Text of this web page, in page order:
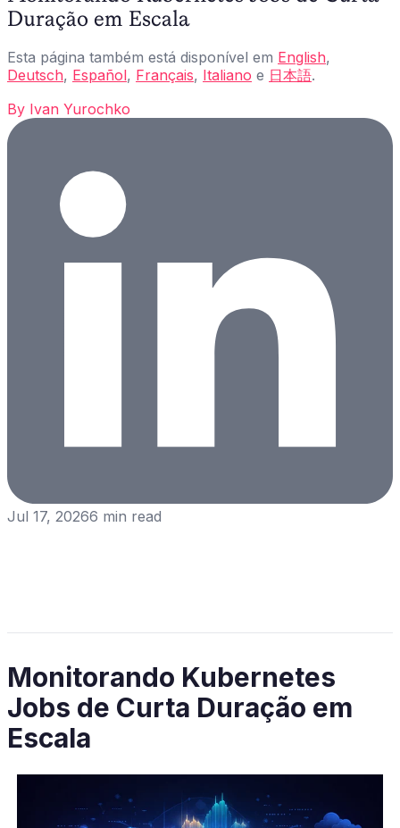
Duração em Escala
Esta página também está disponível em English,
Deutsch, Español, Français, Italiano e 日本語.
By Ivan Yurochko
Jul 17, 20266 min read
Monitorando Kubernetes
Jobs de Curta Duração em
Escala